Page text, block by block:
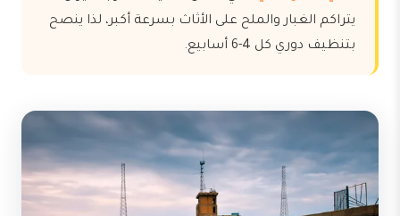
يتراكم الغبار والملح على الأثاث بسرعة أكبر، لذا ينصح
بتنظيف دوري كل 4-6 أسابيع.